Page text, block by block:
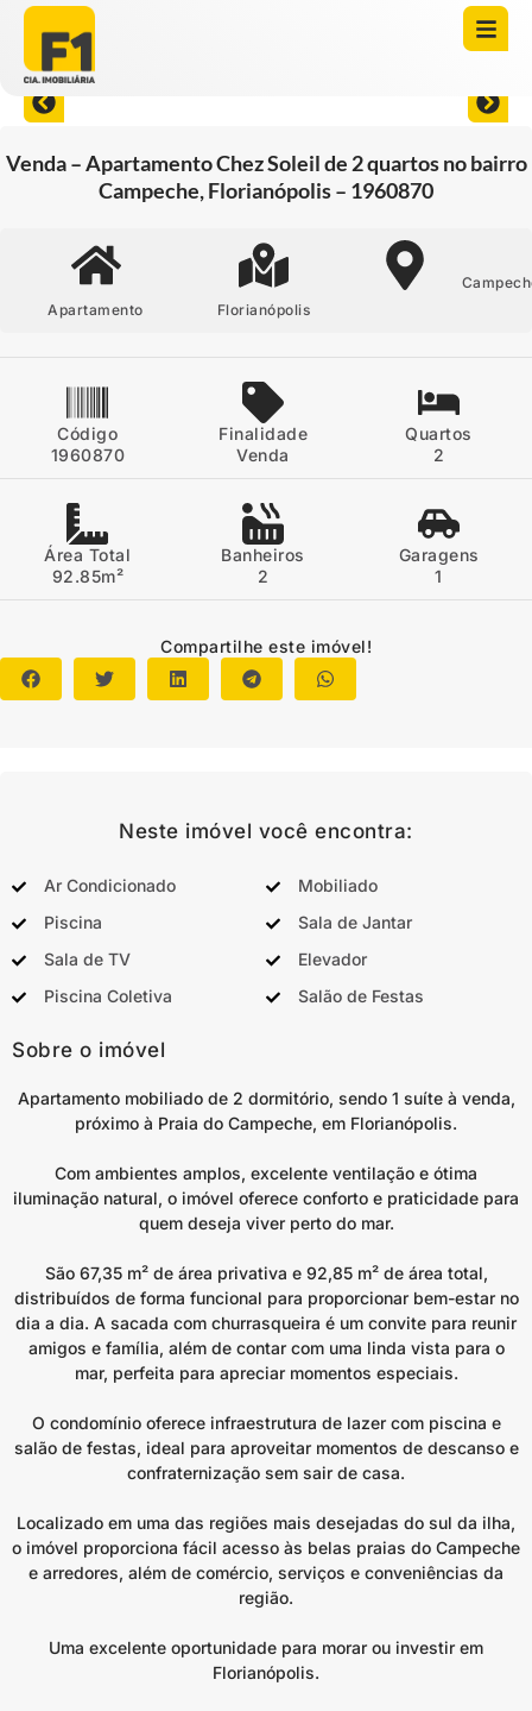
Venda – Apartamento Chez Soleil de 2 quartos no bairro
Campeche, Florianópolis – 1960870
Apartamento Florianópolis
Código
1960870
Finalidade
Venda
Quartos
2
Área Total
92.85m²
Banheiros
2
Garagens
1
Compartilhe este imóvel!
Neste imóvel você encontra:
Ar Condicionado
Mobiliado
Piscina
Sala de Jantar
Sala de TV
Elevador
Piscina Coletiva
Salão de Festas
Sobre o imóvel
Apartamento mobiliado de 2 dormitório, sendo 1 suíte à venda,
próximo à Praia do Campeche, em Florianópolis.
Com ambientes amplos, excelente ventilação e ótima
iluminação natural, o imóvel oferece conforto e praticidade para
quem deseja viver perto do mar.
São 67,35 m² de área privativa e 92,85 m² de área total,
distribuídos de forma funcional para proporcionar bem-estar no
dia a dia. A sacada com churrasqueira é um convite para reunir
amigos e família, além de contar com uma linda vista para o
mar, perfeita para apreciar momentos especiais.
O condomínio oferece infraestrutura de lazer com piscina e
salão de festas, ideal para aproveitar momentos de descanso e
confraternização sem sair de casa.
Localizado em uma das regiões mais desejadas do sul da ilha,
o imóvel proporciona fácil acesso às belas praias do Campeche
e arredores, além de comércio, serviços e conveniências da
região.
Uma excelente oportunidade para morar ou investir em
Florianópolis.